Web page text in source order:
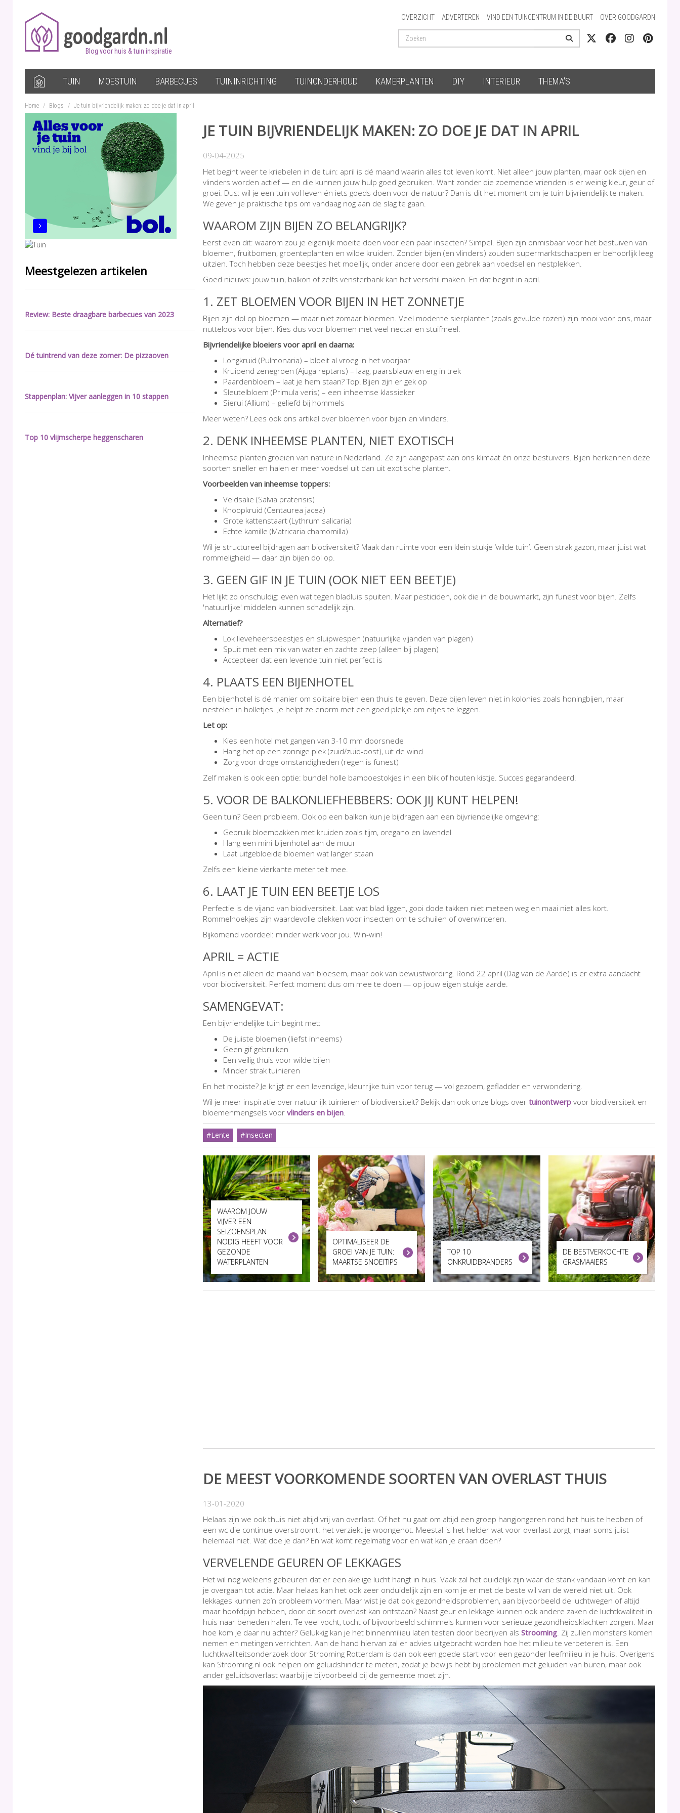
Blog voor huis & tuin inspiratie
OVERZICHT ADVERTEREN VIND EEN TUINCENTRUM IN DE BUURT OVER GOODGARDN
TUIN MOESTUIN BARBECUES TUININRICHTING TUINONDERHOUD KAMERPLANTEN DIY INTERIEUR THEMA'S
Home / Blogs / Je tuin bijvriendelijk maken: zo doe je dat in april
Meestgelezen artikelen
Review: Beste draagbare barbecues van 2023
Dé tuintrend van deze zomer: De pizzaoven
Stappenplan: Vijver aanleggen in 10 stappen
Top 10 vlijmscherpe heggenscharen
JE TUIN BIJVRIENDELIJK MAKEN: ZO DOE JE DAT IN APRIL
09-04-2025
Het begint weer te kriebelen in de tuin: april is dé maand waarin alles tot leven komt. Niet alleen jouw planten, maar ook bijen en
vlinders worden actief — en die kunnen jouw hulp goed gebruiken. Want zonder die zoemende vrienden is er weinig kleur, geur of
groei. Dus: wil je een tuin vol leven én iets goeds doen voor de natuur? Dan is dit het moment om je tuin bijvriendelijk te maken.
We geven je praktische tips om vandaag nog aan de slag te gaan.
WAAROM ZIJN BIJEN ZO BELANGRIJK?
Eerst even dit: waarom zou je eigenlijk moeite doen voor een paar insecten? Simpel. Bijen zijn onmisbaar voor het bestuiven van
bloemen, fruitbomen, groenteplanten en wilde kruiden. Zonder bijen (en vlinders) zouden supermarktschappen er behoorlijk leeg
uitzien. Toch hebben deze beestjes het moeilijk, onder andere door een gebrek aan voedsel en nestplekken.
Goed nieuws: jouw tuin, balkon of zelfs vensterbank kan het verschil maken. En dat begint in april.
1. ZET BLOEMEN VOOR BIJEN IN HET ZONNETJE
Bijen zijn dol op bloemen — maar niet zomaar bloemen. Veel moderne sierplanten (zoals gevulde rozen) zijn mooi voor ons, maar
nutteloos voor bijen. Kies dus voor bloemen met veel nectar en stuifmeel.
Bijvriendelijke bloeiers voor april en daarna:
Longkruid (Pulmonaria) – bloeit al vroeg in het voorjaar
Kruipend zenegroen (Ajuga reptans) – laag, paarsblauw en erg in trek
Paardenbloem – laat je hem staan? Top! Bijen zijn er gek op
Sleutelbloem (Primula veris) – een inheemse klassieker
Sierui (Allium) – geliefd bij hommels
Meer weten? Lees ook ons artikel over bloemen voor bijen en vlinders.
2. DENK INHEEMSE PLANTEN, NIET EXOTISCH
Inheemse planten groeien van nature in Nederland. Ze zijn aangepast aan ons klimaat én onze bestuivers. Bijen herkennen deze
soorten sneller en halen er meer voedsel uit dan uit exotische planten.
Voorbeelden van inheemse toppers:
Veldsalie (Salvia pratensis)
Knoopkruid (Centaurea jacea)
Grote kattenstaart (Lythrum salicaria)
Echte kamille (Matricaria chamomilla)
Wil je structureel bijdragen aan biodiversiteit? Maak dan ruimte voor een klein stukje ‘wilde tuin’. Geen strak gazon, maar juist wat
rommeligheid — daar zijn bijen dol op.
3. GEEN GIF IN JE TUIN (OOK NIET EEN BEETJE)
Het lijkt zo onschuldig: even wat tegen bladluis spuiten. Maar pesticiden, ook die in de bouwmarkt, zijn funest voor bijen. Zelfs
'natuurlijke' middelen kunnen schadelijk zijn.
Alternatief?
Lok lieveheersbeestjes en sluipwespen (natuurlijke vijanden van plagen)
Spuit met een mix van water en zachte zeep (alleen bij plagen)
Accepteer dat een levende tuin niet perfect is
4. PLAATS EEN BIJENHOTEL
Een bijenhotel is dé manier om solitaire bijen een thuis te geven. Deze bijen leven niet in kolonies zoals honingbijen, maar
nestelen in holletjes. Je helpt ze enorm met een goed plekje om eitjes te leggen.
Let op:
Kies een hotel met gangen van 3-10 mm doorsnede
Hang het op een zonnige plek (zuid/zuid-oost), uit de wind
Zorg voor droge omstandigheden (regen is funest)
Zelf maken is ook een optie: bundel holle bamboestokjes in een blik of houten kistje. Succes gegarandeerd!
5. VOOR DE BALKONLIEFHEBBERS: OOK JIJ KUNT HELPEN!
Geen tuin? Geen probleem. Ook op een balkon kun je bijdragen aan een bijvriendelijke omgeving:
Gebruik bloembakken met kruiden zoals tijm, oregano en lavendel
Hang een mini-bijenhotel aan de muur
Laat uitgebloeide bloemen wat langer staan
Zelfs een kleine vierkante meter telt mee.
6. LAAT JE TUIN EEN BEETJE LOS
Perfectie is de vijand van biodiversiteit. Laat wat blad liggen, gooi dode takken niet meteen weg en maai niet alles kort.
Rommelhoekjes zijn waardevolle plekken voor insecten om te schuilen of overwinteren.
Bijkomend voordeel: minder werk voor jou. Win-win!
APRIL = ACTIE
April is niet alleen de maand van bloesem, maar ook van bewustwording. Rond 22 april (Dag van de Aarde) is er extra aandacht
voor biodiversiteit. Perfect moment dus om mee te doen — op jouw eigen stukje aarde.
SAMENGEVAT:
Een bijvriendelijke tuin begint met:
De juiste bloemen (liefst inheems)
Geen gif gebruiken
Een veilig thuis voor wilde bijen
Minder strak tuinieren
En het mooiste? Je krijgt er een levendige, kleurrijke tuin voor terug — vol gezoem, gefladder en verwondering.
Wil je meer inspiratie over natuurlijk tuinieren of biodiversiteit? Bekijk dan ook onze blogs over tuinontwerp voor biodiversiteit en
bloemenmengsels voor vlinders en bijen
#Lente #Insecten
WAAROM JOUW
VIJVER EEN
SEIZOENSPLAN
NODIG HEEFT VOOR
GEZONDE
WATERPLANTEN
OPTIMALISEER DE
GROEI VAN JE TUIN:
MAARTSE SNOEITIPS
TOP 10
ONKRUIDBRANDERS
DE BESTVERKOCHTE
GRASMAAIERS
DE MEEST VOORKOMENDE SOORTEN VAN OVERLAST THUIS
13-01-2020
Helaas zijn we ook thuis niet altijd vrij van overlast. Of het nu gaat om altijd een groep hangjongeren rond het huis te hebben of
een wc die continue overstroomt: het verziekt je woongenot. Meestal is het helder wat voor overlast zorgt, maar soms juist
helemaal niet. Wat doe je dan? En wat komt regelmatig voor en wat kan je eraan doen?
VERVELENDE GEUREN OF LEKKAGES
Het wil nog weleens gebeuren dat er een akelige lucht hangt in huis. Vaak zal het duidelijk zijn waar de stank vandaan komt en kan
je overgaan tot actie. Maar helaas kan het ook zeer onduidelijk zijn en kom je er met de beste wil van de wereld niet uit. Ook
lekkages kunnen zo’n probleem vormen. Maar wist je dat ook gezondheidsproblemen, aan bijvoorbeeld de luchtwegen of altijd
maar hoofdpijn hebben, door dit soort overlast kan ontstaan? Naast geur en lekkage kunnen ook andere zaken de luchtkwaliteit in
huis naar beneden halen. Te veel vocht, tocht of bijvoorbeeld schimmels kunnen voor serieuze gezondheidsklachten zorgen. Maar
hoe kom je daar nu achter? Gelukkig kan je het binnenmilieu laten testen door bedrijven als Strooming. Zij zullen monsters komen
nemen en metingen verrichten. Aan de hand hiervan zal er advies uitgebracht worden hoe het milieu te verbeteren is. Een
luchtkwaliteitsonderzoek door Strooming Rotterdam is dan ook een goede start voor een gezonder leefmilieu in je huis. Overigens
kan Strooming.nl ook helpen om geluidshinder te meten, zodat je bewijs hebt bij problemen met geluiden van buren, maar ook
ander geluidsoverlast waarbij je bijvoorbeeld bij de gemeente moet zijn.